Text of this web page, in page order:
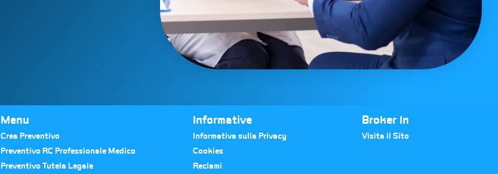
Menu
Crea Preventivo
Preventivo RC Professionale Medico
Preventivo Tutela Legale
Informative
Informativa sulla Privacy
Cookies
Reclami
Broker In
Visita il Sito